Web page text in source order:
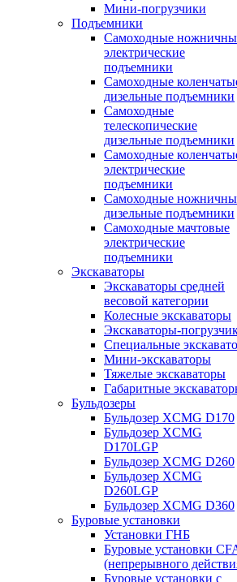
Мини-погрузчики
Подъемники
Самоходные
электрические
подъемники
Самоходные
дизельные подъемники
Самоходные
телескопические
дизельные подъемники
Самоходные
электрические
подъемники
Самоходные
дизельные подъемники
Самоходные мачтовые
электрические
подъемники
Экскаваторы
Экскаваторы средней
весовой категории
Колесные экскаваторы
Экскаваторы-
Специальные
Мини-экскаваторы
Тяжелые экскаваторы
Габаритные
Бульдозеры
Бульдозер XCMG D170
Бульдозер XCMG
D170LGP
Бульдозер XCMG D260
Бульдозер XCMG
D260LGP
Бульдозер XCMG D360
Буровые установки
Установки ГНБ
Буровые установки
(непрерывного
Буровые установки с